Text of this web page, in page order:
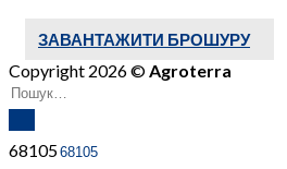
ЗАВАНТАЖИТИ БРОШУРУ
Copyright 2026 © Agroterra
68105